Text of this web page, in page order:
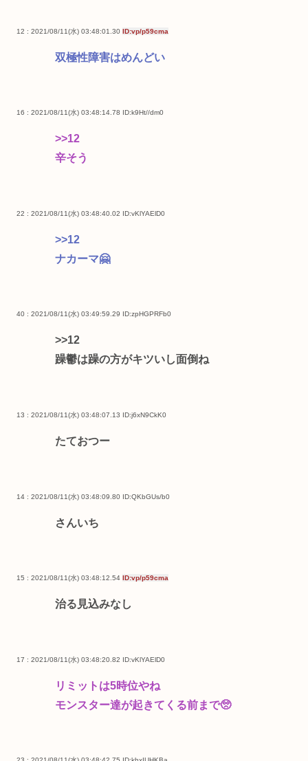
12 : 2021/08/11(水) 03:48:01.30 ID:vp/p59cma
双極性障害はめんどい
16 : 2021/08/11(水) 03:48:14.78 ID:k9Ht//dm0
>>12
辛そう
22 : 2021/08/11(水) 03:48:40.02 ID:vKlYAElD0
>>12
ナカーマ🤗
40 : 2021/08/11(水) 03:49:59.29 ID:zpHGPRFb0
>>12
躁鬱は躁の方がキツいし面倒ね
13 : 2021/08/11(水) 03:48:07.13 ID:j6xN9CkK0
たておつー
14 : 2021/08/11(水) 03:48:09.80 ID:QKbGUs/b0
さんいち
15 : 2021/08/11(水) 03:48:12.54 ID:vp/p59cma
治る見込みなし
17 : 2021/08/11(水) 03:48:20.82 ID:vKlYAElD0
リミットは5時位やね
モンスター達が起きてくる前まで🥺